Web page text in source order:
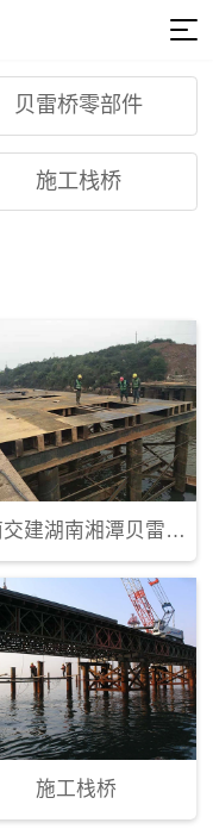
贝雷桥零部件
施工栈桥
湖南交建湖南湘潭贝雷桥及施工平台
施工栈桥